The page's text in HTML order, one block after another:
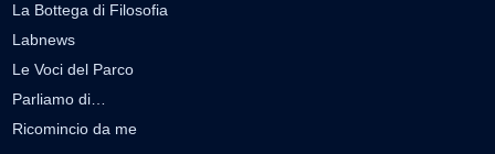
La Bottega di Filosofia
Labnews
Le Voci del Parco
Parliamo di…
Ricomincio da me